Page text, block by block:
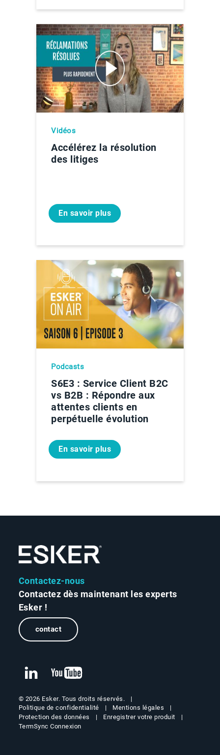
Vidéos
Accélérez la résolution
des litiges
En savoir plus
Podcasts
S6E3 : Service Client B2C
vs B2B : Répondre aux
attentes clients en
perpétuelle évolution
En savoir plus
Contactez-nous
Contactez dès maintenant les experts
Esker !
contact
© 2026 Esker. Tous droits réservés.
Politique de confidentialité
Mentions légales
Protection des données
Enregistrer votre produit
TermSync Connexion